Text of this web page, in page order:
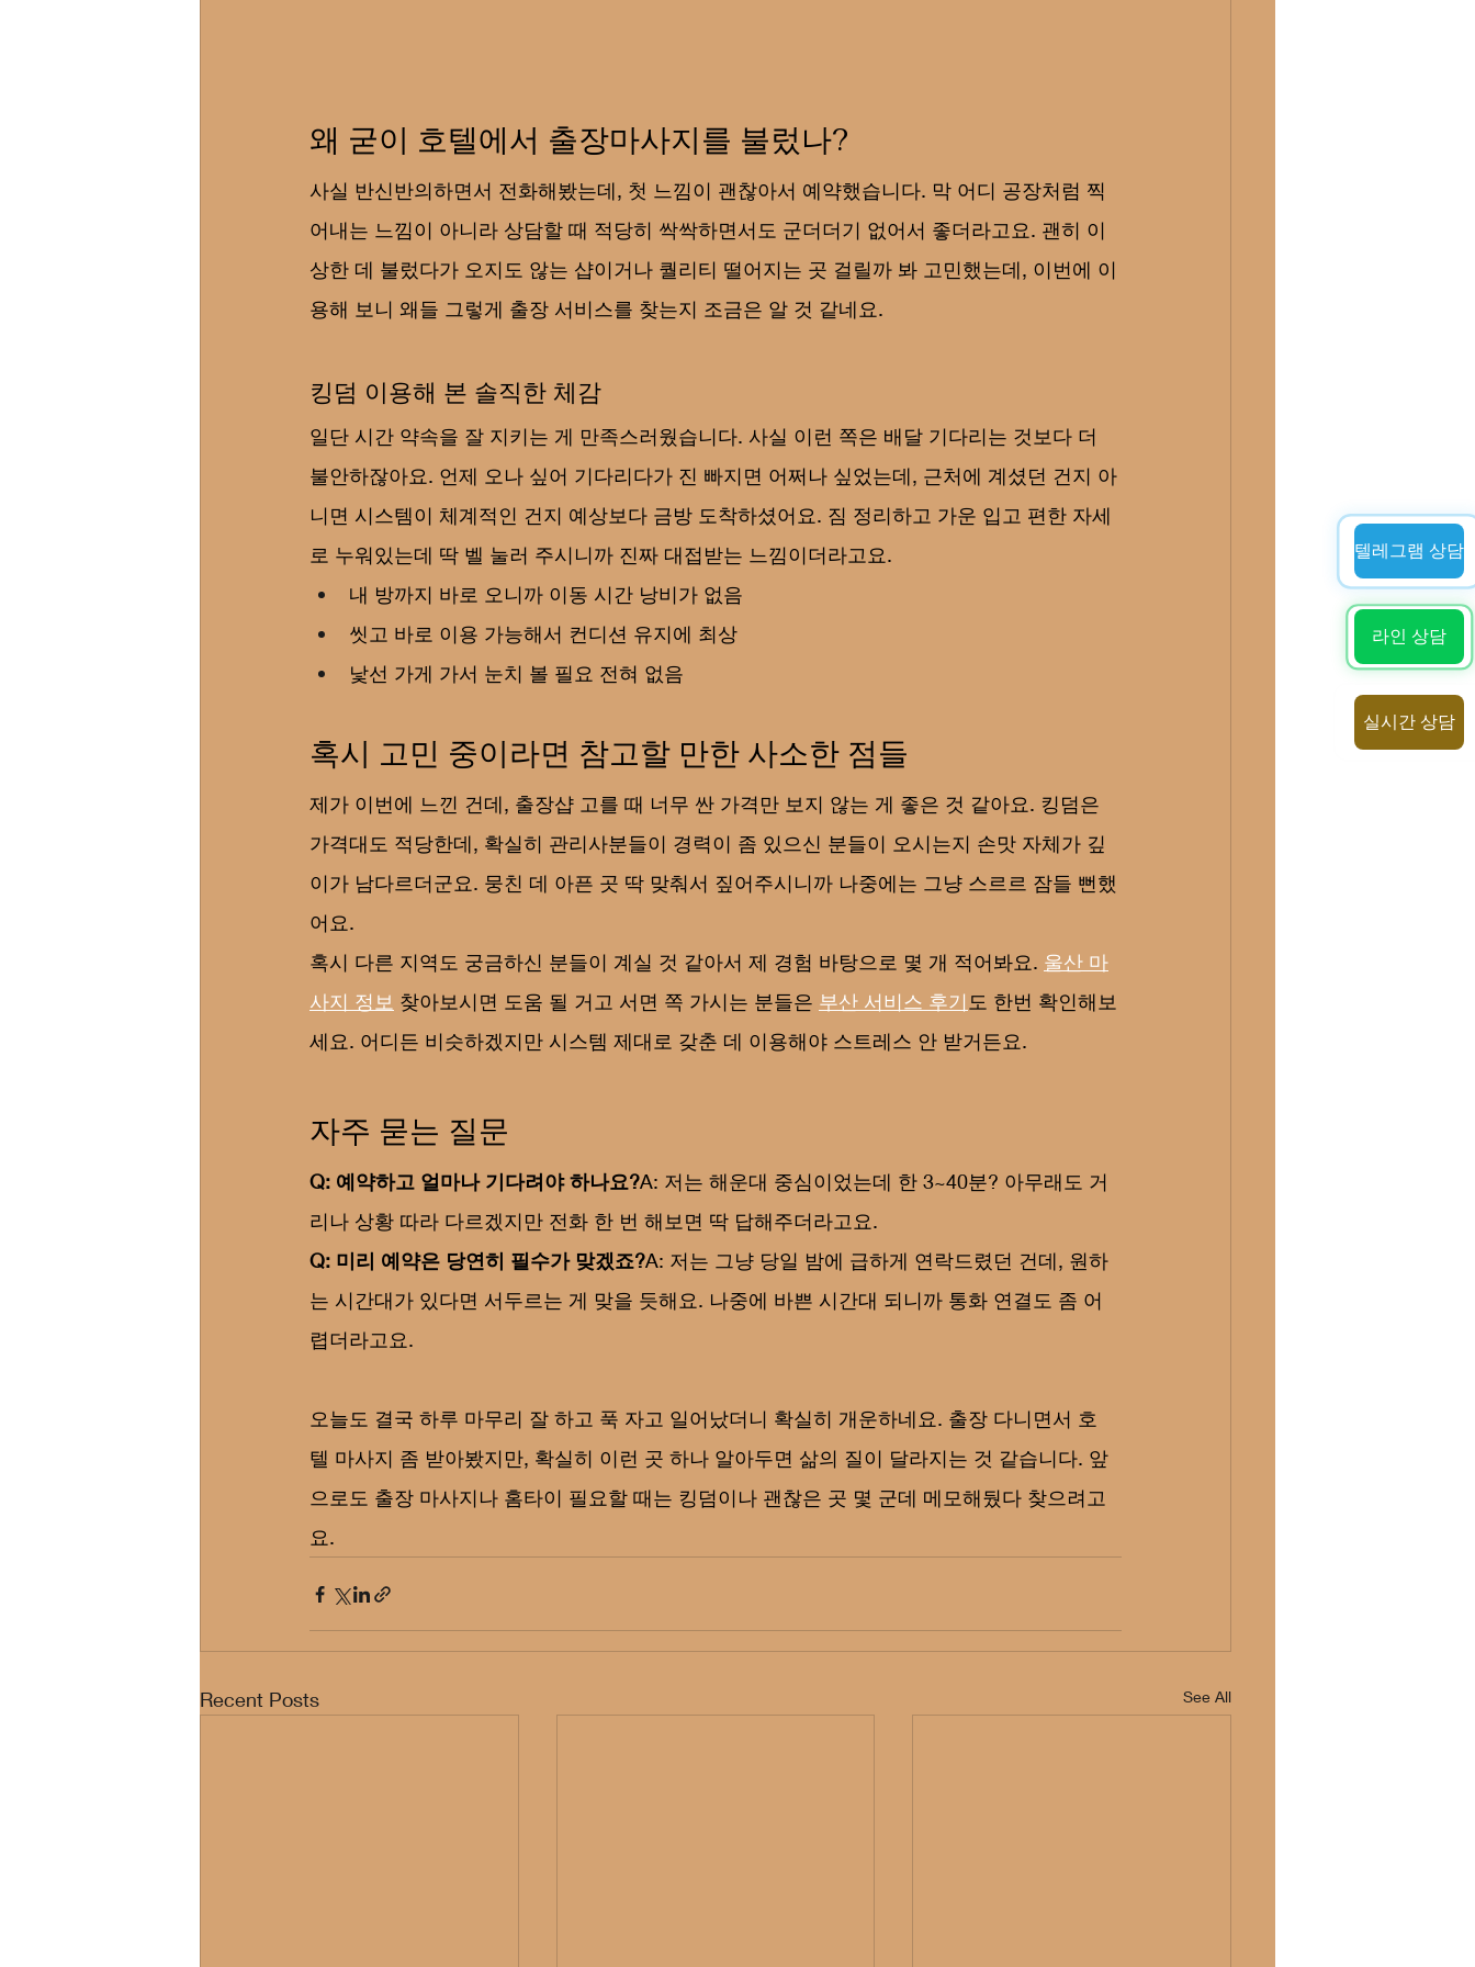
텔레그램 상담
라인 상담
실시간 상담
왜 굳이 호텔에서 출장마사지를 불렀나?
사실 반신반의하면서 전화해봤는데, 첫 느낌이 괜찮아서 예약했습니다. 막 어디 공장처럼 찍
어내는 느낌이 아니라 상담할 때 적당히 싹싹하면서도 군더더기 없어서 좋더라고요. 괜히 이
상한 데 불렀다가 오지도 않는 샵이거나 퀄리티 떨어지는 곳 걸릴까 봐 고민했는데, 이번에 이
용해 보니 왜들 그렇게 출장 서비스를 찾는지 조금은 알 것 같네요.
킹덤 이용해 본 솔직한 체감
일단 시간 약속을 잘 지키는 게 만족스러웠습니다. 사실 이런 쪽은 배달 기다리는 것보다 더
불안하잖아요. 언제 오나 싶어 기다리다가 진 빠지면 어쩌나 싶었는데, 근처에 계셨던 건지 아
니면 시스템이 체계적인 건지 예상보다 금방 도착하셨어요. 짐 정리하고 가운 입고 편한 자세
로 누워있는데 딱 벨 눌러 주시니까 진짜 대접받는 느낌이더라고요.
내 방까지 바로 오니까 이동 시간 낭비가 없음
씻고 바로 이용 가능해서 컨디션 유지에 최상
낯선 가게 가서 눈치 볼 필요 전혀 없음
혹시 고민 중이라면 참고할 만한 사소한 점들
제가 이번에 느낀 건데, 출장샵 고를 때 너무 싼 가격만 보지 않는 게 좋은 것 같아요. 킹덤은
가격대도 적당한데, 확실히 관리사분들이 경력이 좀 있으신 분들이 오시는지 손맛 자체가 깊
이가 남다르더군요. 뭉친 데 아픈 곳 딱 맞춰서 짚어주시니까 나중에는 그냥 스르르 잠들 뻔했
어요.
혹시 다른 지역도 궁금하신 분들이 계실 것 같아서 제 경험 바탕으로 몇 개 적어봐요. 울산 마
사지 정보 찾아보시면 도움 될 거고 서면 쪽 가시는 분들은 부산 서비스 후기 도 한번 확인해보
세요. 어디든 비슷하겠지만 시스템 제대로 갖춘 데 이용해야 스트레스 안 받거든요.
자주 묻는 질문
Q: 예약하고 얼마나 기다려야 하나요?A: 저는 해운대 중심이었는데 한 3~40분? 아무래도 거
리나 상황 따라 다르겠지만 전화 한 번 해보면 딱 답해주더라고요.
Q: 미리 예약은 당연히 필수가 맞겠죠?A: 저는 그냥 당일 밤에 급하게 연락드렸던 건데, 원하
는 시간대가 있다면 서두르는 게 맞을 듯해요. 나중에 바쁜 시간대 되니까 통화 연결도 좀 어
렵더라고요.
오늘도 결국 하루 마무리 잘 하고 푹 자고 일어났더니 확실히 개운하네요. 출장 다니면서 호
텔 마사지 좀 받아봤지만, 확실히 이런 곳 하나 알아두면 삶의 질이 달라지는 것 같습니다. 앞
으로도 출장 마사지나 홈타이 필요할 때는 킹덤이나 괜찮은 곳 몇 군데 메모해뒀다 찾으려고
요.
Recent Posts See All